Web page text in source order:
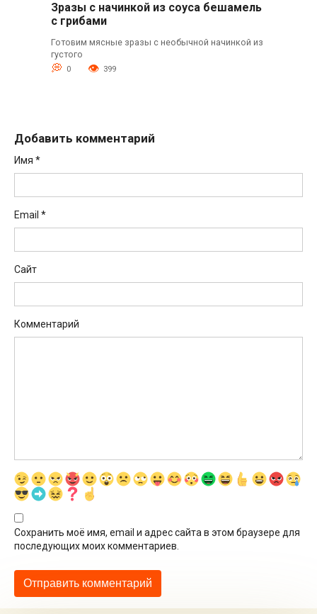
Зразы с начинкой из соуса бешамель
с грибами
Готовим мясные зразы с необычной начинкой из
густого
0 399
Добавить комментарий
Имя *
Email *
Сайт
Комментарий
Сохранить моё имя, email и адрес сайта в этом браузере для
последующих моих комментариев.